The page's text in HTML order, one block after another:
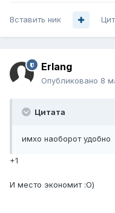
Вставить ник
Erlang
Опубликовано 8
Цитата
имхо наоборот удобно
+1
И место экономит :О)